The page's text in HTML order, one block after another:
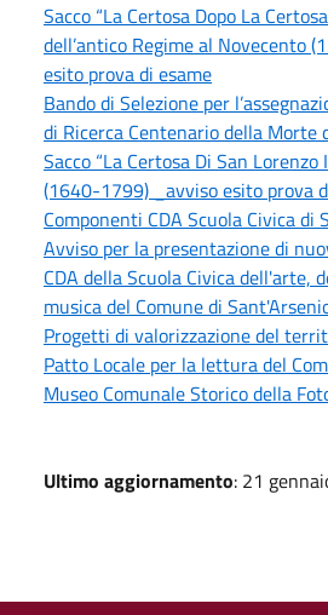
Sacco “La Certosa Dopo La
dell’antico Regime al Novecento
esito prova di esame
Bando di Selezione per
di Ricerca Centenario della Morte
Sacco “La Certosa Di San
(1640-1799) _avviso esito prova
Componenti CDA Scuola Civica di
Avviso per la presentazione di
CDA della Scuola Civica dell'arte,
musica del Comune di
Progetti di valorizzazione del
Patto Locale per la lettura del
Museo Comunale Storico della
Ultimo aggiornamento: 21